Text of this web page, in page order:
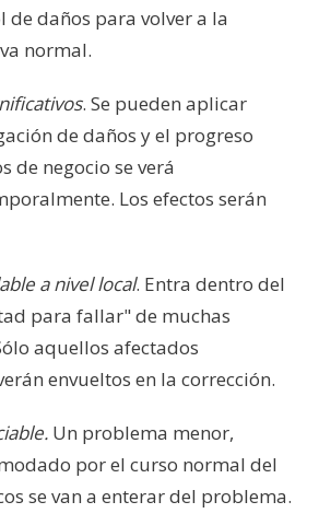
de daños para volver a la
normal.
. Se pueden aplicar
de daños y el progreso
de negocio se verá
Los efectos serán
a nivel local. Entra dentro del
para fallar" de muchas
aquellos afectados
envueltos en la corrección.
Un problema menor,
por el curso normal del
se van a enterar del problema.